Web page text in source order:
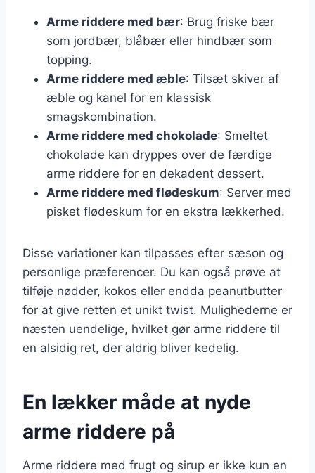
Arme riddere med bær: Brug friske bær
som jordbær, blåbær eller hindbær som
topping.
Arme riddere med æble: Tilsæt skiver af
æble og kanel for en klassisk
smagskombination.
Arme riddere med chokolade: Smeltet
chokolade kan dryppes over de færdige
arme riddere for en dekadent dessert.
Arme riddere med flødeskum: Server med
pisket flødeskum for en ekstra lækkerhed.
Disse variationer kan tilpasses efter sæson og
personlige præferencer. Du kan også prøve at
tilføje nødder, kokos eller endda peanutbutter
for at give retten et unikt twist. Mulighederne er
næsten uendelige, hvilket gør arme riddere til
en alsidig ret, der aldrig bliver kedelig.
En lækker måde at nyde
arme riddere på
Arme riddere med frugt og sirup er ikke kun en